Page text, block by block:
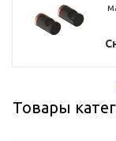
Товары